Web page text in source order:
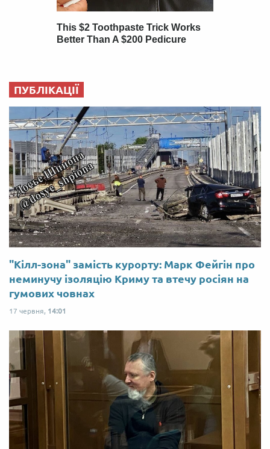
ПУБЛІКАЦІЇ
"Кілл-зона" замість курорту: Марк Фейгін про
неминучу ізоляцію Криму та втечу росіян на
гумових човнах
17 червня, 14:01